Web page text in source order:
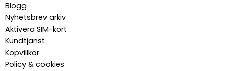
Blogg
Nyhetsbrev arkiv
Aktivera SIM-kort
Kundtjänst
Köpvillkor
Policy & cookies